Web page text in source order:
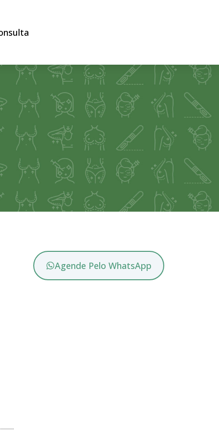
Agende Pelo WhatsApp